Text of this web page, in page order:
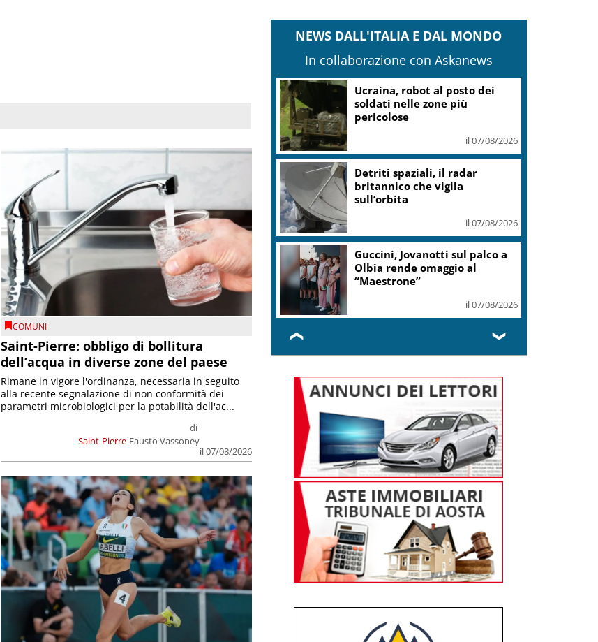
COMUNI
Saint-Pierre: obbligo di bollitura
dell’acqua in diverse zone del paese
Saint-Pierre
di
Fausto Vassoney
il 07/08/2026
Rimane in vigore l'ordinanza, necessaria in seguito
alla recente segnalazione di non conformità dei
parametri microbiologici per la potabilità dell'ac...
NEWS DALL'ITALIA E DAL MONDO
In collaborazione con Askanews
Ucraina, robot al posto dei
soldati nelle zone più
pericolose
il 07/08/2026
Detriti spaziali, il radar
britannico che vigila
sull’orbita
il 07/08/2026
Guccini, Jovanotti sul palco a
Olbia rende omaggio al
“Maestrone”
il 07/08/2026
❮ ❯